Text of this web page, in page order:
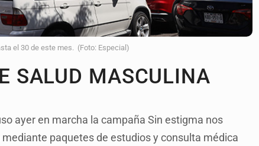
el 30 de este mes. (Foto: Especial)
SALUD MASCULINA
ayer en marcha la campaña Sin estigma nos
paquetes de estudios y consulta médica